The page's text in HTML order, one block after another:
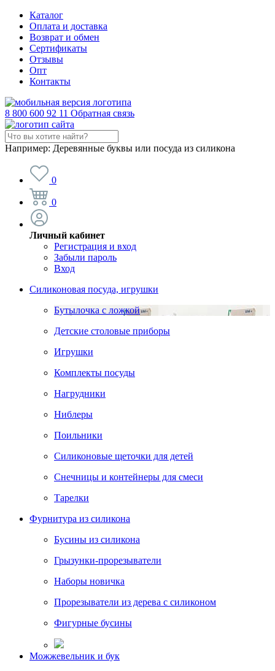
Каталог
Оплата и доставка
Возврат и обмен
Сертификаты
Отзывы
Опт
Контакты
8 800 600 92 11 Обратная связь
Например: Деревянные буквы или посуда из силикона
0
0
Личный кабинет
Регистрация и вход
Забыли пароль
Вход
Силиконовая посуда, игрушки
Бутылочка с ложкой
Детские столовые приборы
Игрушки
Комплекты посуды
Нагрудники
Ниблеры
Поильники
Силиконовые щеточки для детей
Снечницы и контейнеры для смеси
Тарелки
Фурнитура из силикона
Бусины из силикона
Грызунки-прорезыватели
Наборы новичка
Прорезыватели из дерева с силиконом
Фигурные бусины
Можжевельник и бук